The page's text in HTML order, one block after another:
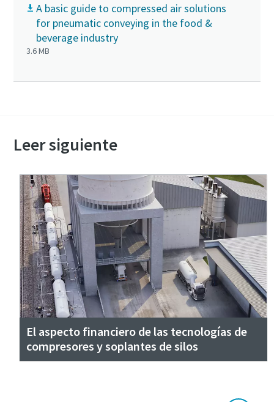
A basic guide to compressed air solutions
for pneumatic conveying in the food &
beverage industry
3.6 MB
Leer siguiente
El aspecto financiero de las tecnologías de
compresores y soplantes de silos